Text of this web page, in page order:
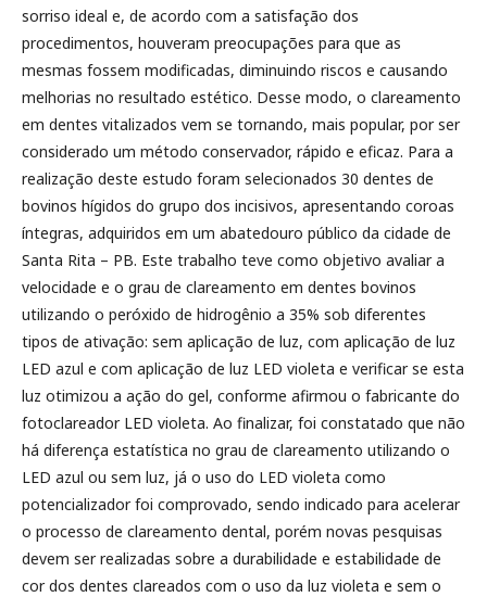
sorriso ideal e, de acordo com a satisfação dos
procedimentos, houveram preocupações para que as
mesmas fossem modificadas, diminuindo riscos e causando
melhorias no resultado estético. Desse modo, o clareamento
em dentes vitalizados vem se tornando, mais popular, por ser
considerado um método conservador, rápido e eficaz. Para a
realização deste estudo foram selecionados 30 dentes de
bovinos hígidos do grupo dos incisivos, apresentando coroas
íntegras, adquiridos em um abatedouro público da cidade de
Santa Rita – PB. Este trabalho teve como objetivo avaliar a
velocidade e o grau de clareamento em dentes bovinos
utilizando o peróxido de hidrogênio a 35% sob diferentes
tipos de ativação: sem aplicação de luz, com aplicação de luz
LED azul e com aplicação de luz LED violeta e verificar se esta
luz otimizou a ação do gel, conforme afirmou o fabricante do
fotoclareador LED violeta. Ao finalizar, foi constatado que não
há diferença estatística no grau de clareamento utilizando o
LED azul ou sem luz, já o uso do LED violeta como
potencializador foi comprovado, sendo indicado para acelerar
o processo de clareamento dental, porém novas pesquisas
devem ser realizadas sobre a durabilidade e estabilidade de
cor dos dentes clareados com o uso da luz violeta e sem o